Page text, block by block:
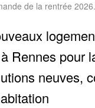
de la rentrée 2026.
Rennes pour
neuves,